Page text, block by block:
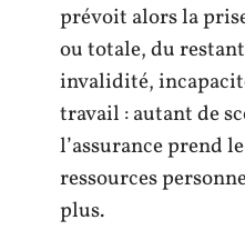
prévoit alors la
ou totale, du
invalidité,
travail : autant de
l’assurance prend
ressources
plus.